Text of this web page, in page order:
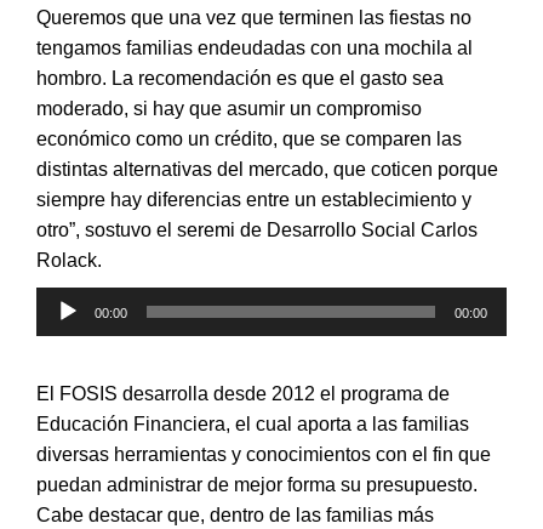
Queremos que una vez que terminen las fiestas no
tengamos familias endeudadas con una mochila al
hombro. La recomendación es que el gasto sea
moderado, si hay que asumir un compromiso
económico como un crédito, que se comparen las
distintas alternativas del mercado, que coticen porque
siempre hay diferencias entre un establecimiento y
otro”, sostuvo el seremi de Desarrollo Social Carlos
Rolack.
Reproductor
de
00:00 00:00
El FOSIS desarrolla desde 2012 el programa de
Educación Financiera, el cual aporta a las familias
diversas herramientas y conocimientos con el fin que
puedan administrar de mejor forma su presupuesto.
Cabe destacar que, dentro de las familias más